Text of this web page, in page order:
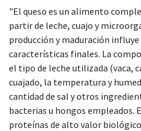
"El queso es un alimento
partir de leche, cuajo y
producción y maduración influye
características finales. La
el tipo de leche utilizada (vaca,
cuajado, la temperatura y
cantidad de sal y otros
bacterias u hongos empleados.
proteínas de alto valor